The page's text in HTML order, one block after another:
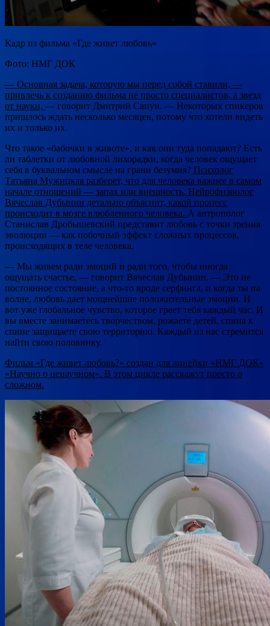
Кадр из фильма «Где живет любовь»
Фото: НМГ ДОК
— Основная задача, которую мы перед собой ставили, —
привлечь к созданию фильма не просто специалистов, а звезд
от науки, — говорит Дмитрий Сапун. — Некоторых спикеров
пришлось ждать несколько месяцев, потому что хотели видеть
их и только их.
Что такое «бабочки в животе», и как они туда попадают? Есть
ли таблетки от любовной лихорадки, когда человек ощущает
себя в буквальном смысле на грани безумия? Психолог
Татьяна Мужицкая разберет, что для человека важнее в самом
начале отношений — запах или внешность. Нейрофизиолог
Вячеслав Дубынин детально объяснит, какой процесс
происходит в мозге влюбленного человека. А антрополог
Станислав Дробышевский представит любовь с точки зрения
эволюции — как побочный эффект сложных процессов,
происходящих в теле человека.
— Мы живем ради эмоций и ради того, чтобы иногда
ощущать счастье, — говорит Вячеслав Дубынин. — Это не
постоянное состояние, а что-то вроде серфинга, и когда ты на
волне, любовь дает мощнейшие положительные эмоции. И
вот уже глобальное чувство, которое греет тебя каждый час. И
вы вместе занимаетесь творчеством, рожаете детей, спина к
спине защищаете свою территорию. Каждый из нас стремится
найти свою половинку.
Фильм «Где живет любовь?» создан для линейки «НМГ ДОК»
«Научно о ненаучном». В этом цикле расскажут просто о
сложном.